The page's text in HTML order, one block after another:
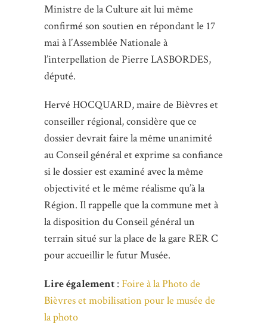
Ministre de la Culture ait lui même
confirmé son soutien en répondant le 17
mai à l’Assemblée Nationale à
l’interpellation de Pierre LASBORDES,
député.
Hervé HOCQUARD, maire de Bièvres et
conseiller régional, considère que ce
dossier devrait faire la même unanimité
au Conseil général et exprime sa confiance
si le dossier est examiné avec la même
objectivité et le même réalisme qu’à la
Région. Il rappelle que la commune met à
la disposition du Conseil général un
terrain situé sur la place de la gare RER C
pour accueillir le futur Musée.
Lire également : Foire à la Photo de
Bièvres et mobilisation pour le musée de
la photo